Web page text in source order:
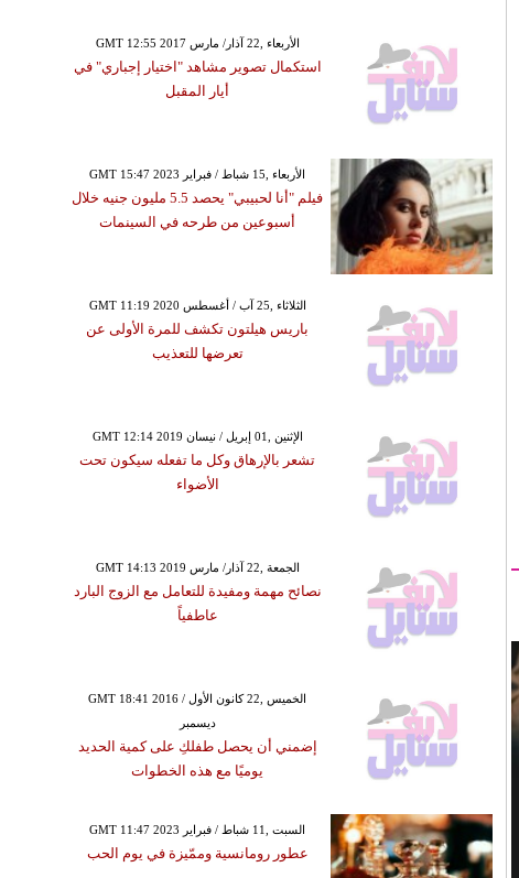
GMT 12:55 2017 الأربعاء ,22 آذار/ مارس
استكمال تصوير مشاهد "اختيار إجباري" في
أيار المقبل
GMT 15:47 2023 الأربعاء ,15 شباط / فبراير
فيلم "أنا لحبيبي" يحصد 5.5 مليون جنيه خلال
أسبوعين من طرحه في السينمات
GMT 11:19 2020 الثلاثاء ,25 آب / أغسطس
باريس هيلتون تكشف للمرة الأولى عن
تعرضها للتعذيب
GMT 12:14 2019 الإثنين ,01 إبريل / نيسان
تشعر بالإرهاق وكل ما تفعله سيكون تحت
الأضواء
GMT 14:13 2019 الجمعة ,22 آذار/ مارس
نصائح مهمة ومفيدة للتعامل مع الزوج البارد
عاطفياً
GMT 18:41 2016 الخميس ,22 كانون الأول /
ديسمبر
إضمني أن يحصل طفلكِ على كمية الحديد
يوميًا مع هذه الخطوات
GMT 11:47 2023 السبت ,11 شباط / فبراير
عطور رومانسية وممّيزة في يوم الحب